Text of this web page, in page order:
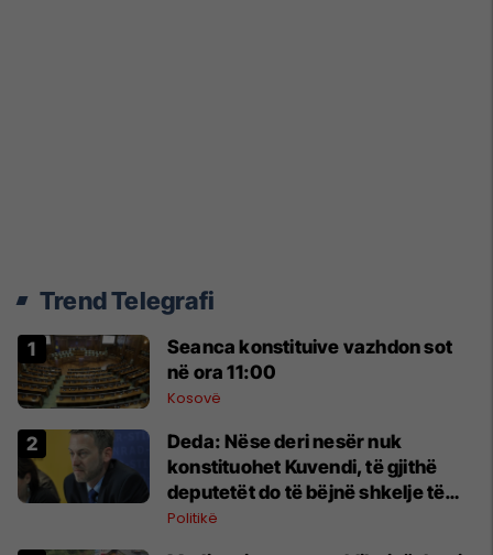
Trend Telegrafi
Seanca konstituive vazhdon sot
në ora 11:00
Kosovë
Deda: Nëse deri nesër nuk
konstituohet Kuvendi, të gjithë
deputetët do të bëjnë shkelje të
rëndë kushtetuese
Politikë